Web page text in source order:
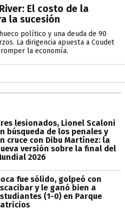
El costo de la
la sucesión
político y una deuda de 90
La dirigencia apuesta a Coudet
la economía.
lesionados, Lionel Scaloni
búsqueda de los penales y
cruce con Dibu Martínez: la
versión sobre la final del
2026
fue sólido, golpeó con
y le ganó bien a
(1-0) en Parque